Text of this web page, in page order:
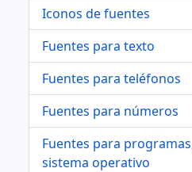
Iconos de fuentes
Fuentes para texto
Fuentes para teléfonos
Fuentes para números
Fuentes para
sistema operativo